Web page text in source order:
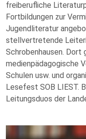
freiberufliche
Fortbildungen zur
Jugendliteratur
stellvertretende
Schrobenhausen.
medienpädagogische
Schulen usw. und
Lesefest SOB LIEST.
Leitungsduos der